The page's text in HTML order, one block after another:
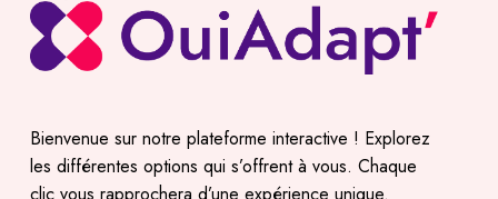
Bienvenue sur notre plateforme interactive ! Explorez
les différentes options qui s’offrent à vous. Chaque